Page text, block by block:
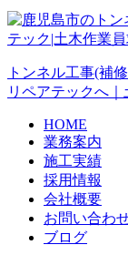
トンネル工事(補
リペアテックへ
HOME
業務案内
施工実績
採用情報
会社概要
お問い合わ
ブログ